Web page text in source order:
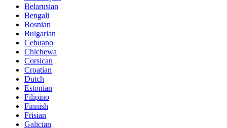
Belarusian
Bengali
Bosnian
Bulgarian
Cebuano
Chichewa
Corsican
Croatian
Dutch
Estonian
Filipino
Finnish
Frisian
Galician